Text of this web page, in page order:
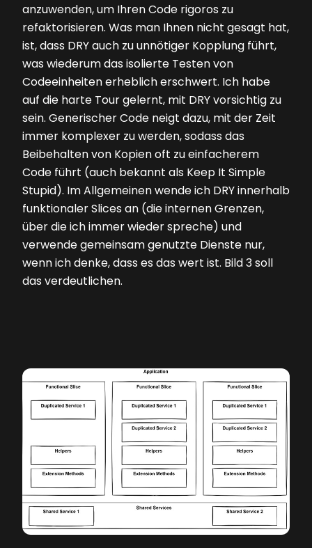
anzuwenden, um Ihren Code rigoros zu
refaktorisieren. Was man Ihnen nicht gesagt hat,
ist, dass DRY auch zu unnötiger Kopplung führt,
was wiederum das isolierte Testen von
Codeeinheiten erheblich erschwert. Ich habe
auf die harte Tour gelernt, mit DRY vorsichtig zu
sein. Generischer Code neigt dazu, mit der Zeit
immer komplexer zu werden, sodass das
Beibehalten von Kopien oft zu einfacherem
Code führt (auch bekannt als Keep It Simple
Stupid). Im Allgemeinen wende ich DRY innerhalb
funktionaler Slices an (die internen Grenzen,
über die ich immer wieder spreche) und
verwende gemeinsam genutzte Dienste nur,
wenn ich denke, dass es das wert ist. Bild 3soll
das verdeutlichen.